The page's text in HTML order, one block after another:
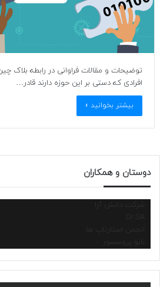
توضیحات و مقالات فراوانی در رابطه بلاک
افرادی که دستی بر این حوزه دارند قادر…
بیشتر بخوانید »
دوستان و همکاران
شرکت دانش آرا
انجمن استارتاپ ها
نانو پروسسور